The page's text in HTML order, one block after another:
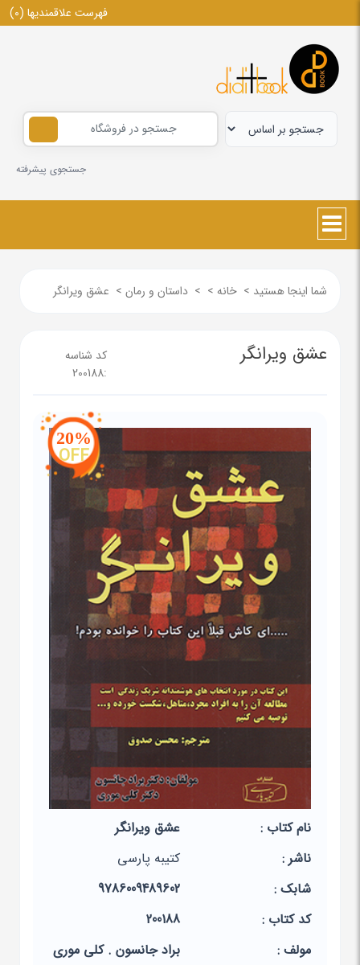
فهرست علاقمندیها (0)
جستجوی پیشرفته
شما اینجا هستید > خانه >
> داستان و رمان > عشق ویرانگر
عشق ویرانگر
کد شناسه
:
200188
20%
OFF
نام کتاب :
عشق ویرانگر
ناشر :
کتیبه پارسی
شابک :
9786009489602
کد کتاب :
200188
مولف :
براد جانسون . کلی موری